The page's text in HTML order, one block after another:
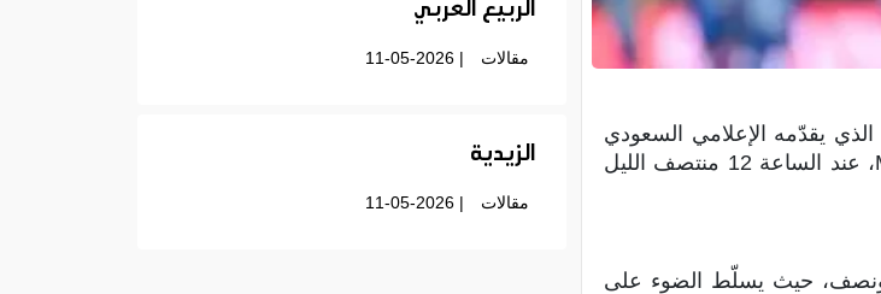
الذي يقدّمه الإعلامي السعودي
عبد الرحمن الحميدي، وذلك ابتداءً من اليوم الثلاثاء على قناة MBC1، عند الساعة 12 منتصف الليل
ونصف، حيث يسلّط الضوء على
الربيع العربي
مقالات | 11-05-2026
الزيدية
مقالات | 11-05-2026